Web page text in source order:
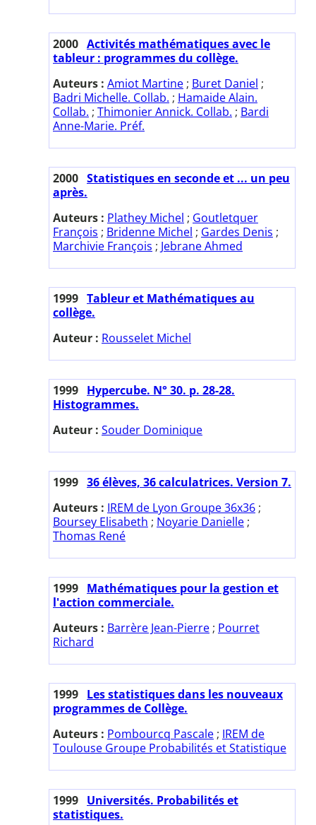
2000 Activités mathématiques avec le
tableur : programmes du collège.
Auteurs : Amiot Martine ; Buret Daniel ;
Badri Michelle. Collab. ; Hamaide Alain.
Collab. ; Thimonier Annick. Collab. ; Bardi
Anne-Marie. Préf.
2000 Statistiques en seconde et ... un peu
après.
Auteurs : Plathey Michel ; Goutletquer
François ; Bridenne Michel ; Gardes Denis ;
Marchivie François ; Jebrane Ahmed
1999 Tableur et Mathématiques au
collège.
Auteur : Rousselet Michel
1999 Hypercube. N° 30. p. 28-28.
Histogrammes.
Auteur : Souder Dominique
1999 36 élèves, 36 calculatrices. Version 7.
Auteurs : IREM de Lyon Groupe 36x36 ;
Boursey Elisabeth ; Noyarie Danielle ;
Thomas René
1999 Mathématiques pour la gestion et
l'action commerciale.
Auteurs : Barrère Jean-Pierre ; Pourret
Richard
1999 Les statistiques dans les nouveaux
programmes de Collège.
Auteurs : Pombourcq Pascale ; IREM de
Toulouse Groupe Probabilités et Statistique
1999 Universités. Probabilités et
statistiques.